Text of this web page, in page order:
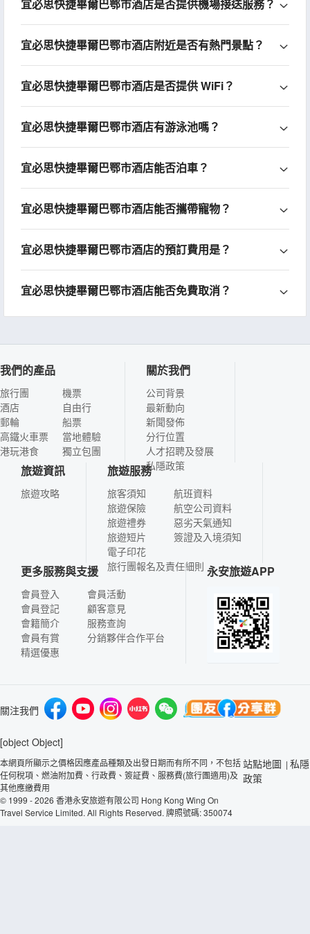
宜必思快捷畢爾巴鄂市酒店是否提供機場接送服務？
宜必思快捷畢爾巴鄂市酒店附近是否有熱門景點？
宜必思快捷畢爾巴鄂市酒店是否提供 WiFi？
宜必思快捷畢爾巴鄂市酒店有游泳池嗎？
宜必思快捷畢爾巴鄂市酒店能否泊車？
宜必思快捷畢爾巴鄂市酒店能否攜帶寵物？
宜必思快捷畢爾巴鄂市酒店的預訂費用是？
宜必思快捷畢爾巴鄂市酒店能否免費取消？
我們的產品
旅行團
酒店
郵輪
高鐵火車票
港玩港食
機票
自由行
船票
當地體驗
獨立包團
關於我們
公司背景
最新動向
新聞發佈
分行位置
人才招聘及發展
私隱政策
旅遊資訊
旅遊攻略
旅遊服務
旅客須知
旅遊保險
旅遊禮券
旅遊短片
電子印花
航班資料
航空公司資料
惡劣天氣通知
簽證及入境須知
旅行團報名及責任細則
更多服務與支援
會員登入
會員登記
會籍簡介
會員有賞
精選優惠
會員活動
顧客意見
服務查詢
分銷夥伴合作平台
永安旅遊APP
關注我們
[object Object]
本網頁所顯示之價格因應產品種類及出發日期而有所不同，不包括
任何稅項、燃油附加費、行政費、簽証費、服務費(旅行團適用)及
其他應繳費用
© 1999 - 2026 香港永安旅遊有限公司 Hong Kong Wing On
Travel Service Limited. All Rights Reserved. 牌照號碼: 350074
站點地圖 | 私隱
政策